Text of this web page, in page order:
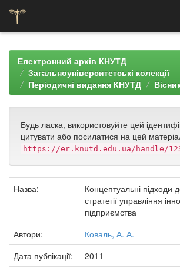
navigationЕлектронний архів КНУТД
Загальноуніверситетські колекції
Періодичні видання КНУТД
Будь ласка, використовуйте цей
цитувати або посилатися на цей
https://er.knutd.edu.ua/handle/
Назва:
Концептуальні
стратегії управління
підприємства
Автори:
Коваль, А. А.
Дата публікації:
2011